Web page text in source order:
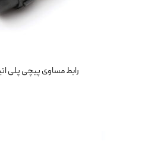
رابط مساوی پیچی پلی اتیلن